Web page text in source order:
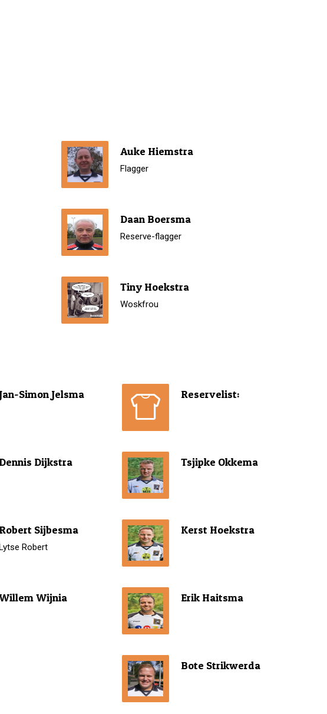
Auke Hiemstra
Flagger
Daan Boersma
Reserve-flagger
Tiny Hoekstra
Woskfrou
Jan-Simon Jelsma
Dennis Dijkstra
Robert Sijbesma
Robert
Wijnia
Reservelist:
Tsjipke Okkema
Kerst Hoekstra
Erik Haitsma
Bote Strikwerda